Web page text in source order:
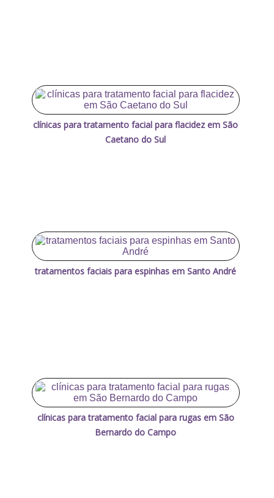
clínicas para tratamento facial para flacidez em São
Caetano do Sul
tratamentos faciais para espinhas em Santo André
clínicas para tratamento facial para rugas em São
Bernardo do Campo